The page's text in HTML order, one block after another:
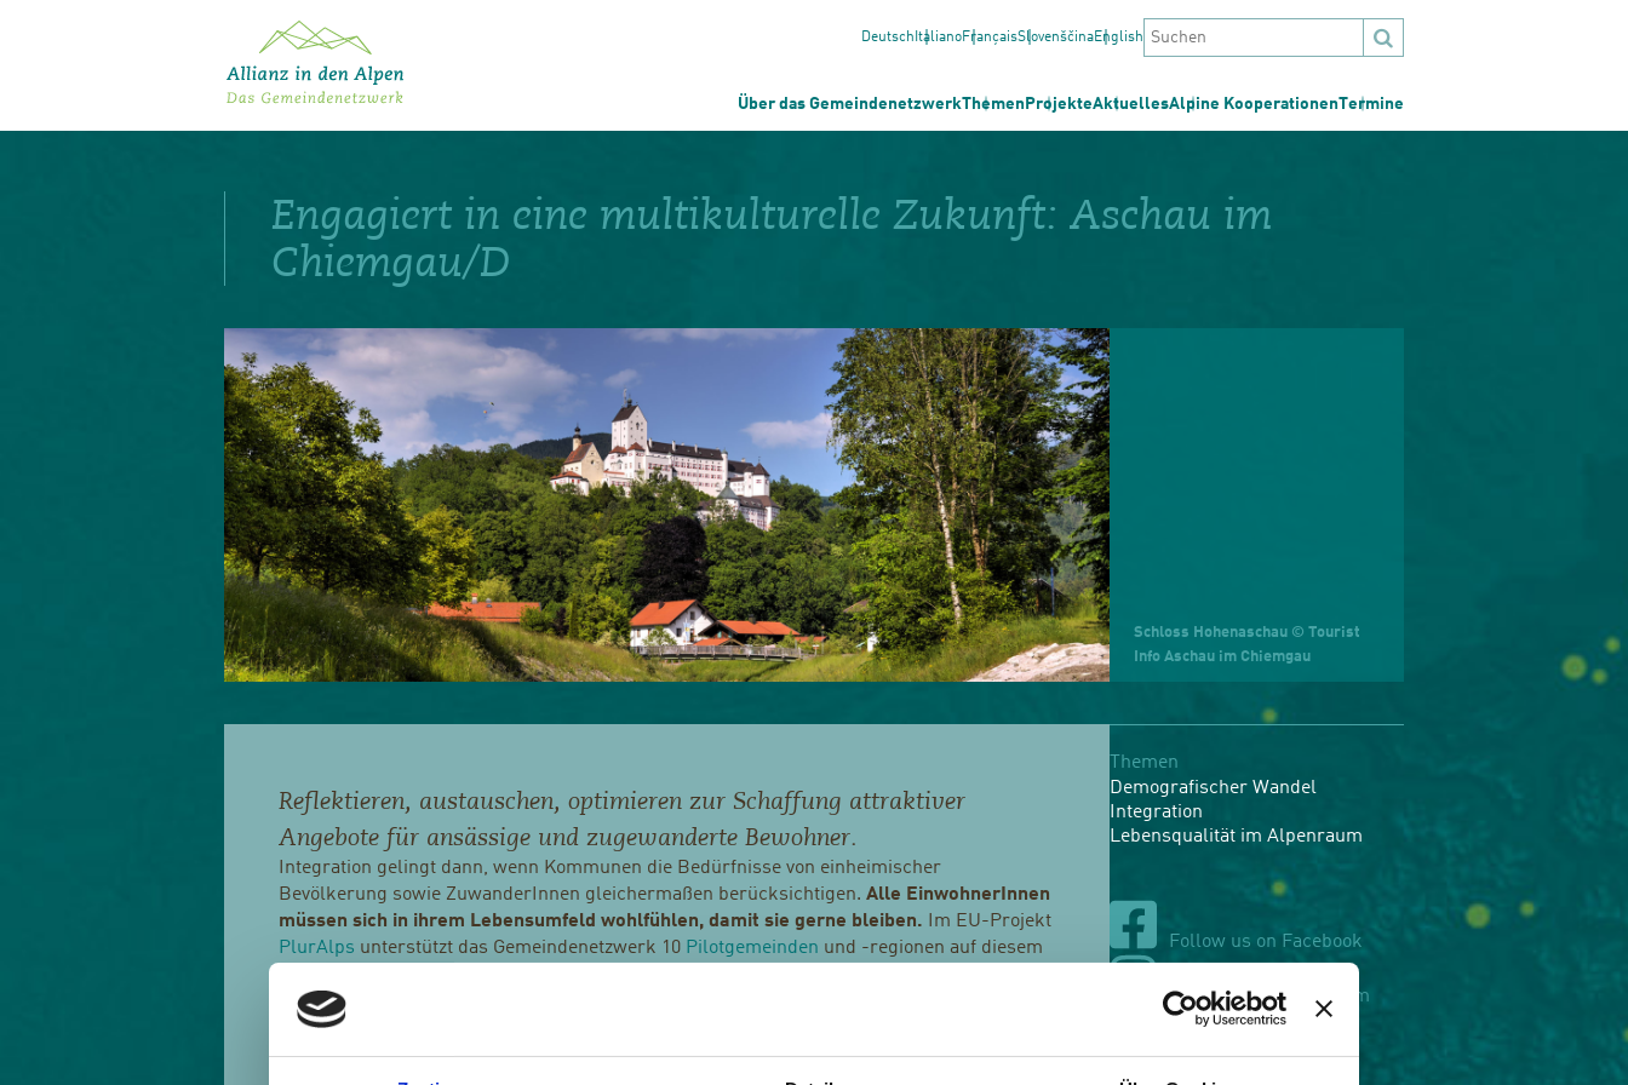
Deutsch ItalianoFrançaisSlovenščinaEnglish
Über das GemeindenetzwerkThemen ProjekteAktuellesAlpine KooperationenTermine
Engagiert in eine multikulturelle Zukunft: Aschau im
Chiemgau/D
Schloss Hohenaschau © Tourist
Info Aschau im Chiemgau
Reflektieren, austauschen, optimieren zur Schaffung attraktiver
Angebote für ansässige und zugewanderte Bewohner.
Integration gelingt dann, wenn Kommunen die Bedürfnisse von einheimischer
Bevölkerung sowie ZuwanderInnen gleichermaßen berücksichtigen. Alle EinwohnerInnen
müssen sich in ihrem Lebensumfeld wohlfühlen, damit sie gerne bleiben. Im EU-Projekt
PlurAlps unterstützt das Gemeindenetzwerk 10 Pilotgemeinden und -regionen auf diesem
Kommunen entwickelt, das in den Pilotgemeinden getestet wird.
Die Pilotgemeinde Aschau im Chiemgau/D beschäftigt sich bereits seit längerer Zeit
intensiv mit den Auswirkungen der demographischen Entwicklung. Die demographische
Themen
Demografischer Wandel
Integration
Lebensqualität im Alpenraum
Follow us on Facebook
Follow us on Instagram